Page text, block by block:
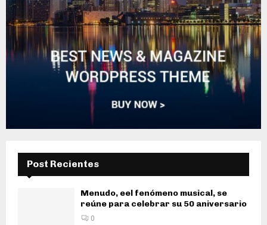
Post Recientes
Menudo, eel fenómeno musical, se
reúne para celebrar su 50 aniversario
0